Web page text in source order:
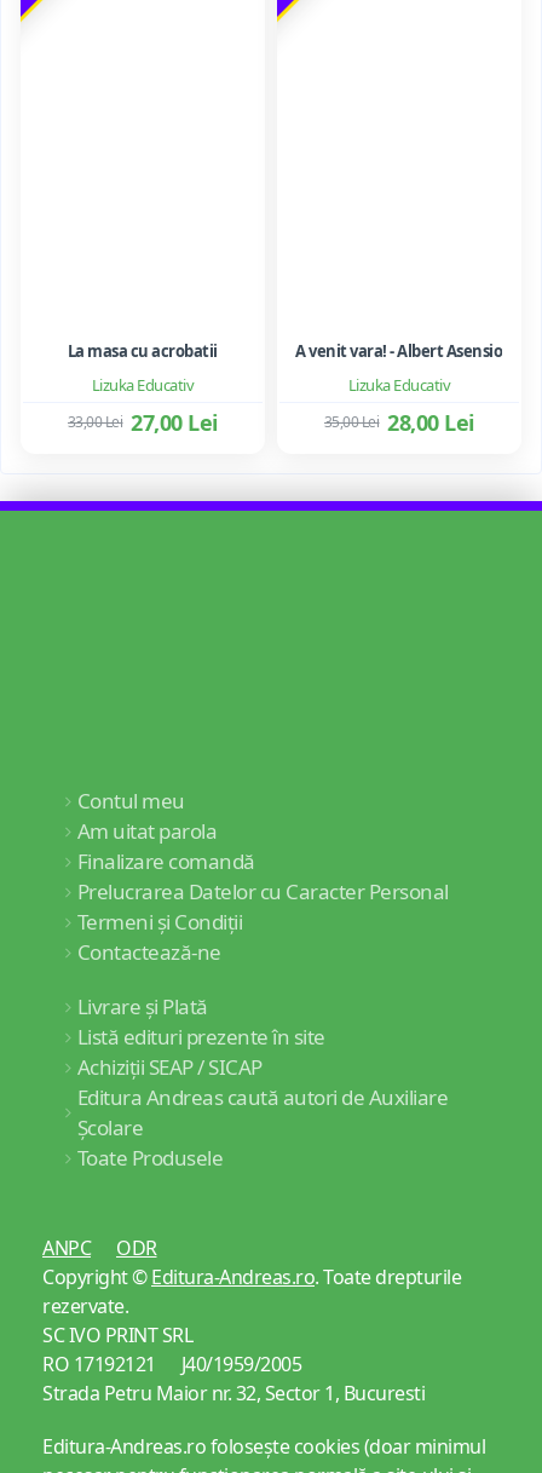
Lizuka Educativ
La masa cu acrobatii
27,00 Lei
33,00 Lei
Lizuka Educativ
A venit vara! - Albert Asensio
28,00 Lei
35,00 Lei
Contul meu
Am uitat parola
Finalizare comandă
Prelucrarea Datelor cu Caracter Personal
Termeni și Condiții
Contactează-ne
Livrare și Plată
Listă edituri prezente în site
Achiziții SEAP / SICAP
Editura Andreas caută autori de Auxiliare
Școlare
Toate Produsele
ANPC
ODR
Copyright ©Editura-Andreas.ro. Toate drepturile
rezervate.
SC IVO PRINT SRL
RO 17192121 J40/1959/2005
Strada Petru Maior nr. 32, Sector 1, Bucuresti
Editura-Andreas.ro folosește cookies (doar minimul